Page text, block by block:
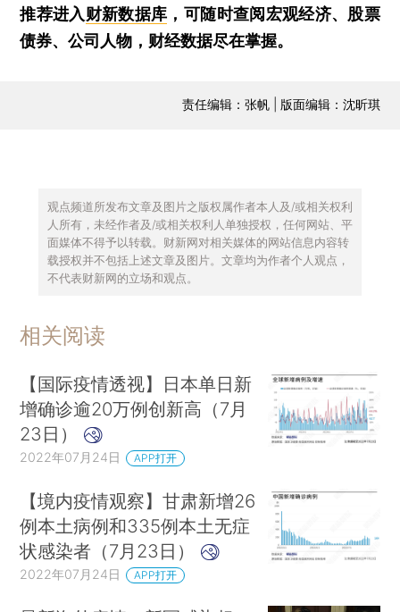
推荐进入财新数据库 ，可随时查阅宏观经济、股票
债券、公司人物，财经数据尽在掌握。
责任编辑：张帆 | 版面编辑：沈昕琪
观点频道所发布文章及图片之版权属作者本人及/或相关权利
人所有，未经作者及/或相关权利人单独授权，任何网站、平
面媒体不得予以转载。财新网对相关媒体的网站信息内容转
载授权并不包括上述文章及图片。文章均为作者个人观点，
不代表财新网的立场和观点。
相关阅读
【国际疫情透视】日本单日新
增确诊逾20万例创新高（7月
23日）
2022年07月24日 APP打开
【境内疫情观察】甘肃新增26
例本土病例和335例本土无症
状感染者（7月23日）
2022年07月24日 APP打开